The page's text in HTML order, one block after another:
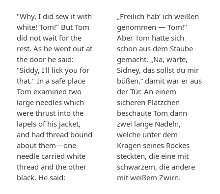
"Why, I did sew it with
white! Tom!" But Tom
did not wait for the
rest. As he went out at
the door he said:
"Siddy, I'll lick you for
that." In a safe place
Tom examined two
large needles which
were thrust into the
lapels of his jacket,
and had thread bound
about them—one
needle carried white
thread and the other
black. He said:
„Freilich hab‘ ich weißen
genommen — Tom!“
Aber Tom hatte sich
schon aus dem Staube
gemacht. „Na, warte,
Sidney, das sollst du mir
büßen,“ damit war er aus
der Tür. An einem
sicheren Plätzchen
beschaute Tom dann
zwei lange Nadeln,
welche unter dem
Kragen seines Rockes
steckten, die eine mit
schwarzem, die andere
mit weißem Zwirn.